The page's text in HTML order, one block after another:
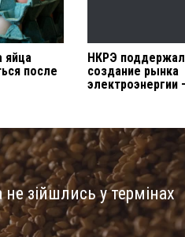
яйца
после
НКРЭ
создание рынка
электроэнергии
зійшлись у термінах